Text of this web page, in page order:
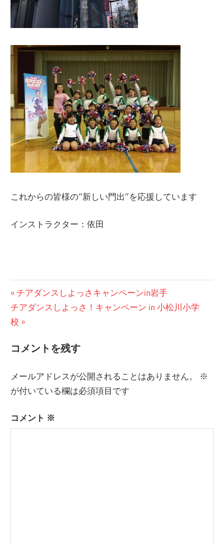
これからの皆様の“新しい門出”を応援しています
インストラクター：依田
ブ
グ
投
稿
ビ
ゲ
ー
シ
ョ
前
の
投
チアダンスしよっさキャンペーンin岩手
次
の
稿:
チアダンスしよっさ！キャンペーン in 小松川小学
校
コメントを残す
メールアドレスが公開されることはありません。
※
が付いている欄は必須項目です
コメント ※